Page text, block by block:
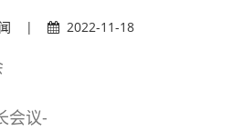
| 2022-11-18
会议-